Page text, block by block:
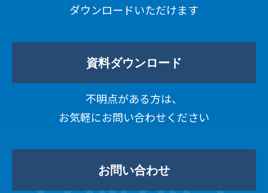
ダウンロードいただけます
資料ダウンロード
不明点がある方は、
お気軽にお問い合わせください
お問い合わせ